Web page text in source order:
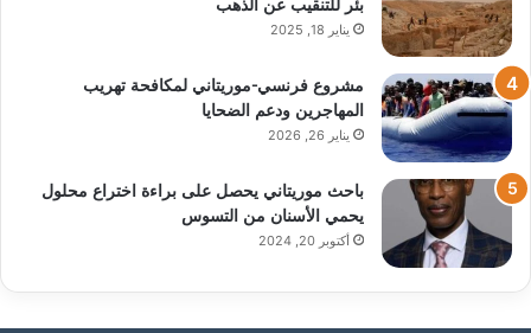
بئر للتنقيب عن الذهب
يناير 18, 2025
مشروع فرنسي-موريتاني لمكافحة تهريب
المهاجرين ودعم الضحايا
يناير 26, 2026
باحث موريتاني يحصل على براءة اختراع محلول
يحمي الأسنان من التسوس
أكتوبر 20, 2024